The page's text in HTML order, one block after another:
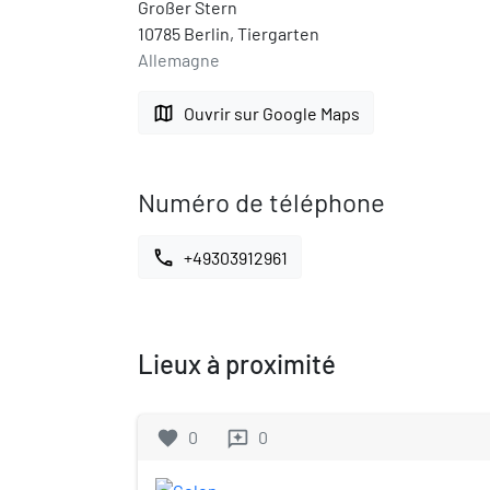
Großer Stern
10785 Berlin, Tiergarten
Allemagne
map Ouvrir sur Google Maps
Numéro de téléphone
call +49303912961
Lieux à proximité
favorite 0 reviews 0